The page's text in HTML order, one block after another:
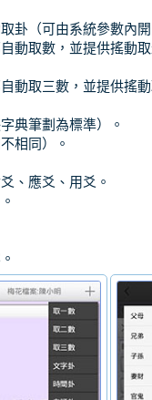
卦（可由系統參數內開
動取數，並提供搖動
動取三數，並提供搖
典筆劃為標準）。
相同）。
、應爻、用爻。